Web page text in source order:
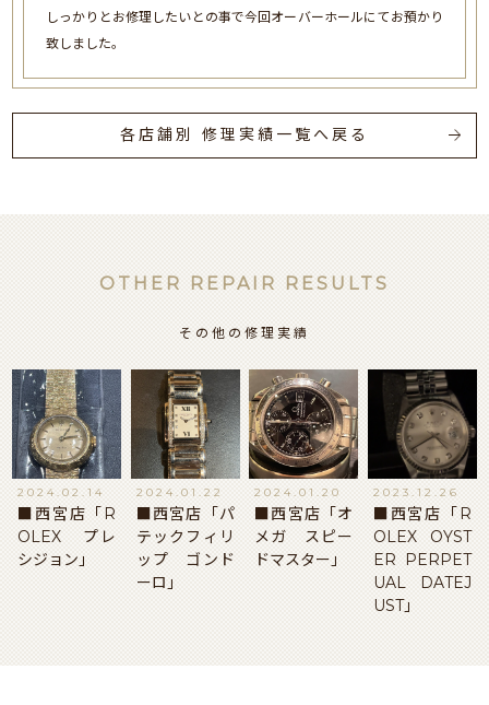
しっかりとお修理したいとの事で今回オーバーホールにてお預かり
致しました。
各店舗別 修理実績一覧へ戻る
OTHER REPAIR RESULTS
その他の修理実績
2024.02.14
■西宮店「R
OLEX プレ
シジョン」
2024.01.22
■西宮店「パ
テックフィリ
ップ ゴンド
ーロ」
2024.01.20
■西宮店「オ
メガ スピー
ドマスター」
2023.12.26
■西宮店「R
OLEX OYST
ER PERPET
UAL DATEJ
UST」